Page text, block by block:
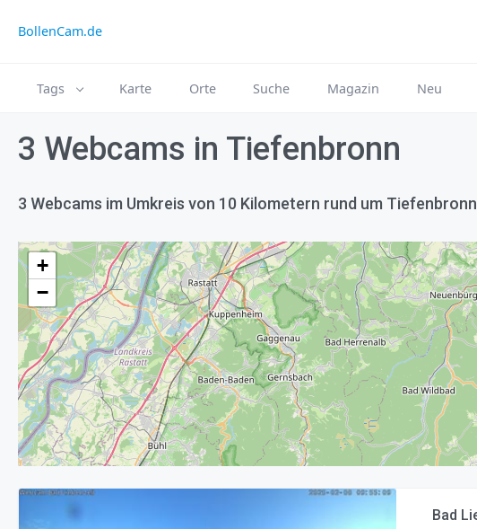
BollenCam.de
Tags Karte Orte Suche Magazin Neu
3 Webcams in Tiefenbronn
3 Webcams im Umkreis von 10 Kilometern rund um Tiefenbronn
+
−
Bad